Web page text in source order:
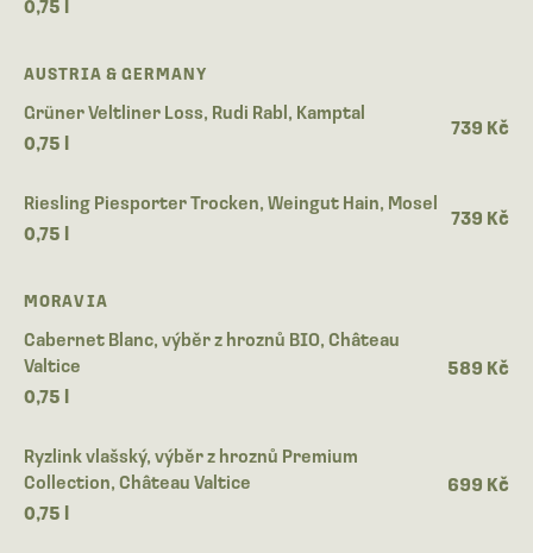
0,75 l
AUSTRIA & GERMANY
Grüner Veltliner Loss, Rudi Rabl, Kamptal
0,75 l
739 Kč
Riesling Piesporter Trocken, Weingut Hain, Mosel
0,75 l
739 Kč
MORAVIA
Cabernet Blanc, výběr z hroznů BIO, Château
Valtice
0,75 l
589 Kč
Ryzlink vlašský, výběr z hroznů Premium
Collection, Château Valtice
0,75 l
699 Kč